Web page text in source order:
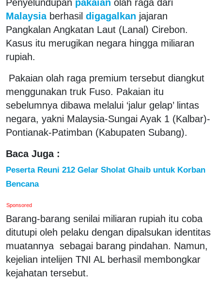
Penyelundupan pakaian olah raga dari
Malaysia berhasil digagalkan jajaran
Pangkalan Angkatan Laut (Lanal) Cirebon.
Kasus itu merugikan negara hingga miliaran
rupiah.
Pakaian olah raga premium tersebut diangkut
menggunakan truk Fuso. Pakaian itu
sebelumnya dibawa melalui ‘jalur gelap’ lintas
negara, yakni Malaysia-Sungai Ayak 1 (Kalbar)-
Pontianak-Patimban (Kabupaten Subang).
Baca Juga :
Peserta Reuni 212 Gelar Sholat Ghaib untuk Korban
Bencana
Sponsored
Barang-barang senilai miliaran rupiah itu coba
ditutupi oleh pelaku dengan dipalsukan identitas
muatannya sebagai barang pindahan. Namun,
kejelian intelijen TNI AL berhasil membongkar
kejahatan tersebut.